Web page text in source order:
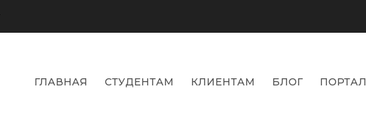
ГЛАВНАЯ СТУДЕНТАМ КЛИЕНТАМ БЛОГ ПОРТАЛ